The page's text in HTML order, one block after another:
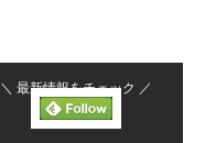
＼ 最新情報をチェック ／